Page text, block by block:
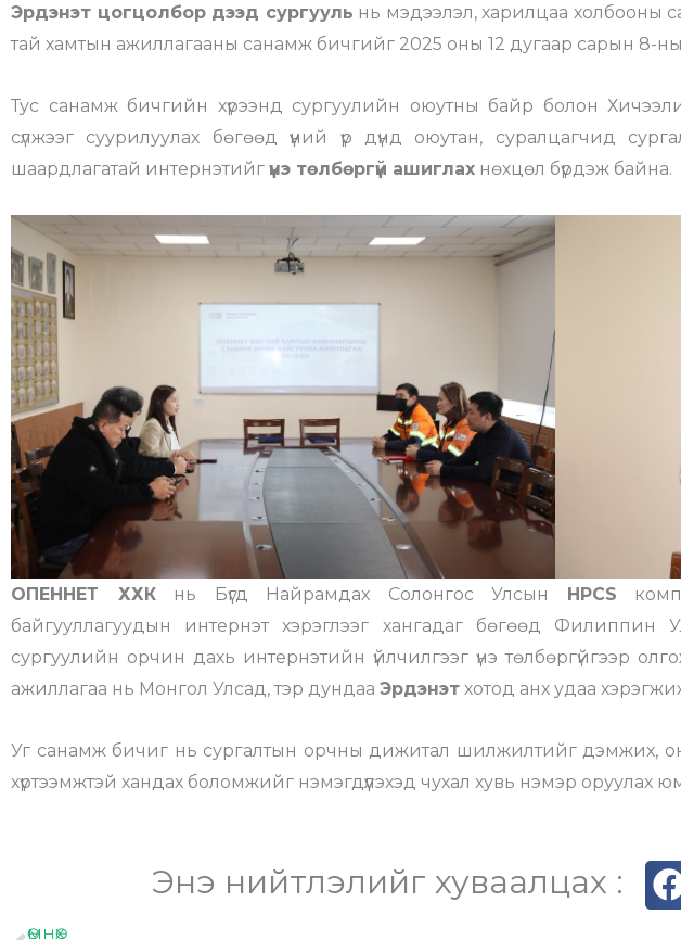
Эрдэнэт цогцолбор дээд сургууль нь мэдээлэл, харилцаа холбооны
тай хамтын ажиллагааны санамж бичгийг 2025 оны 12 дугаар сарын 8-ны
Тус санамж бичгийн хүрээнд сургуулийн оюутны байр болон
сүлжээг суурилуулах бөгөөд үүний үр дүнд оюутан, суралцагчид
шаардлагатай интернэтийг үнэ төлбөргүй ашиглах нөхцөл бүрдэж байна.
ОПЕННЕТ ХХКнь Бүгд Найрамдах Солонгос Улсын НРСS
байгууллагуудын интернэт хэрэглээг хангадаг бөгөөд Филиппин
сургуулийн орчин дахь интернэтийн үйлчилгээг үнэ төлбөргүйгээр
ажиллагаа нь Монгол Улсад, тэр дундаа Эрдэнэт хотод анх удаа
Уг санамж бичиг нь сургалтын орчны дижитал шилжилтийг дэмжих,
хүртээмжтэй хандах боломжийг нэмэгдүүлэхэд чухал хувь нэмэр оруулах
Энэ нийтлэлийг хуваалцах :
ӨМНӨХ